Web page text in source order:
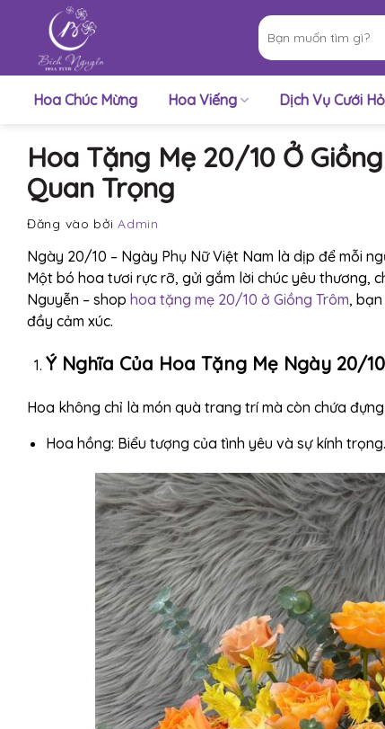
dung
Tìm
kiếm:
Hoa Chúc Mừng Hoa Viếng Dịch Vụ Cưới
Hoa Tặng Mẹ 20/10 Ở
Quan Trọng
Đăng vào bởiAdmin
Ngày 20/10 – Ngày Phụ Nữ Việt Nam là dịp để mỗi
Một bó hoa tươi rực rỡ, gửi gắm lời chúc yêu thương,
Nguyễn – shop hoa tặng mẹ 20/10 ở Giồng Trôm,
đầy cảm xúc.
Ý Nghĩa Của Hoa Tặng Mẹ Ngày 20/10
Hoa không chỉ là món quà trang trí mà còn chứa
Hoa hồng: Biểu tượng của tình yêu và sự kính trọng.